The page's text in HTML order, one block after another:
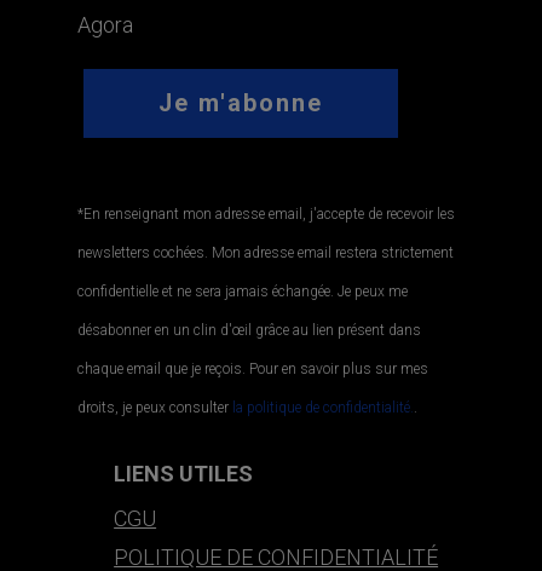
Agora
*En renseignant mon adresse email, j'accepte de recevoir les
newsletters cochées. Mon adresse email restera strictement
confidentielle et ne sera jamais échangée. Je peux me
désabonner en un clin d'œil grâce au lien présent dans
chaque email que je reçois. Pour en savoir plus sur mes
droits, je peux consulter la politique de confidentialité..
LIENS UTILES
CGU
POLITIQUE DE CONFIDENTIALITÉ